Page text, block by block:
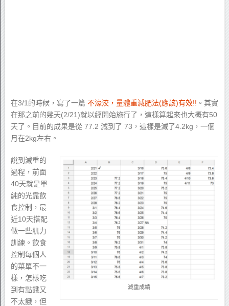
在3/1的時候，寫了一篇 不濠洨，量體重減肥法(應該)有效!! 。其實
在那之前的幾天(2/21)就以經開始施行了，這樣算起來也大概有50
天了。目前的成果是從 77.2 減到了 73，這樣是減了4.2kg，一個
月在2kg左右。
減重成績
說到減重的
過程，前面
40天就是單
純的光靠飲
食控制，最
近10天搭配
做一些肌力
訓練。飲食
控制每個人
的菜單不一
樣，怎樣吃
到有點餓又
不太餓，但